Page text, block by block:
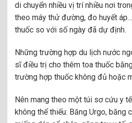
di chuyển nhiều vị trí nhiều nơi
theo máy thử đường, đo huyết
thuốc so với số ngày đã dự định.
Những trường hợp du lịch nước
sĩ điều trị cho thêm toa thuốc
trường hợp thuốc không đủ hoặc
Nên mang theo một túi sơ cứu y
không thể thiếu: Băng Urgo, băng